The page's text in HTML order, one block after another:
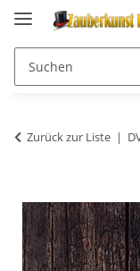
Zurück zur Liste